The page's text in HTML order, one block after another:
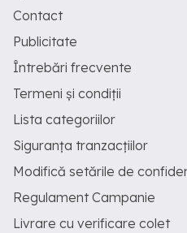
Contact
Publicitate
Întrebări frecvente
Termeni și condiții
Lista categoriilor
Siguranța tranzacțiilor
Modifică setările de
Regulament Campanie
Livrare cu verificare colet